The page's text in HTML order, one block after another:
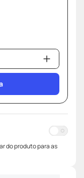
do produto para as